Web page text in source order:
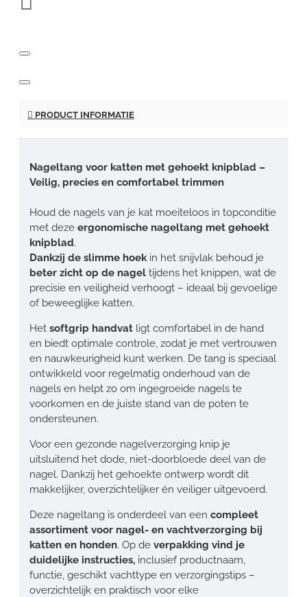
PRODUCT INFORMATIE
Nageltang voor katten met gehoekt knipblad –
Veilig, precies en comfortabel trimmen
Houd de nagels van je kat moeiteloos in topconditie
met deze ergonomische nageltang met gehoekt
knipblad.
Dankzij de slimme hoek in het snijvlak behoud je
beter zicht op de nagel tijdens het knippen, wat de
precisie en veiligheid verhoogt – ideaal bij gevoelige
of beweeglijke katten.
Het softgrip handvat ligt comfortabel in de hand
en biedt optimale controle, zodat je met vertrouwen
en nauwkeurigheid kunt werken. De tang is speciaal
ontwikkeld voor regelmatig onderhoud van de
nagels en helpt zo om ingegroeide nagels te
voorkomen en de juiste stand van de poten te
ondersteunen.
Voor een gezonde nagelverzorging knip je
uitsluitend het dode, niet-doorbloede deel van de
nagel. Dankzij het gehoekte ontwerp wordt dit
makkelijker, overzichtelijker én veiliger uitgevoerd.
Deze nageltang is onderdeel van een compleet
assortiment voor nagel- en vachtverzorging bij
katten en honden. Op de verpakking vind je
duidelijke instructies, inclusief productnaam,
functie, geschikt vachttype en verzorgingstips –
overzichtelijk en praktisch voor elke